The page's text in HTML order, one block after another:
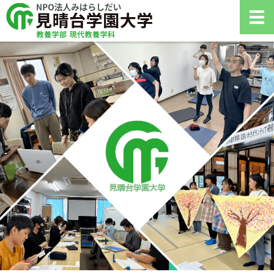
NPO法人み
ホーム
大学案内
学生生活
入学案内
お問い合わせ